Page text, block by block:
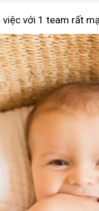
với 1 team rất